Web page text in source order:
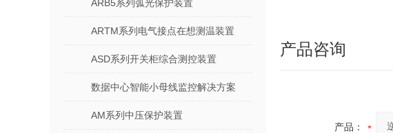
ARB5系列弧光保护装置
ARTM系列电气接点在想测温装置
ASD系列开关柜综合测控装置
数据中心智能小母线监控解决方案
AM系列中压保护装置
产品咨询
产品：